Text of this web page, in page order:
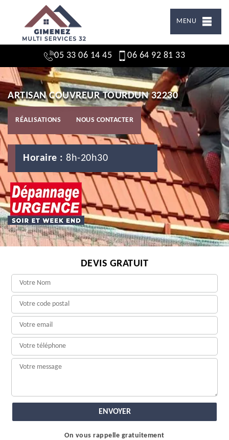
MENU
05 33 06 14 45 06 64 92 81 33
ARTISAN COUVREUR TOURDUN 32230
RÉALISATIONS NOUS CONTACTER
Horaire : 8h-20h30
DEVIS GRATUIT
On vous rappelle gratuitement